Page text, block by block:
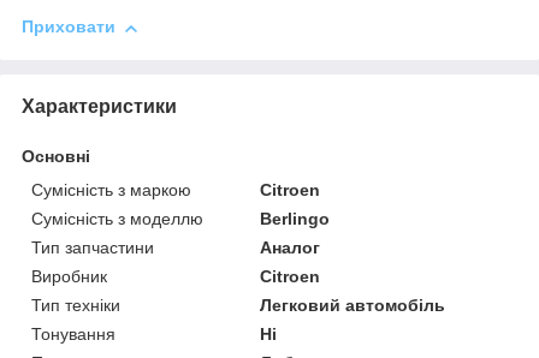
Приховати
Характеристики
Основні
Сумісність з маркою
Citroen
Сумісність з моделлю
Berlingo
Тип запчастини
Аналог
Виробник
Citroen
Тип техніки
Легковий автомобіль
Тонування
Ні